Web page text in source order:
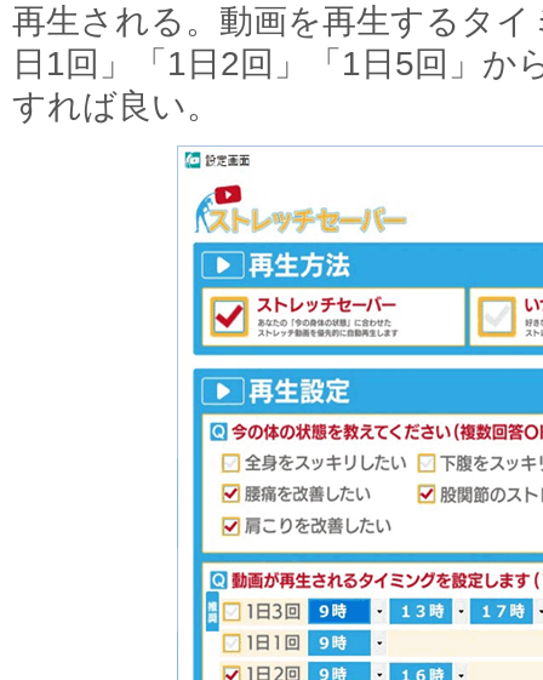
再生される。動画を再生するタ
日1回」「1日2回」「1日5回」か
すれば良い。